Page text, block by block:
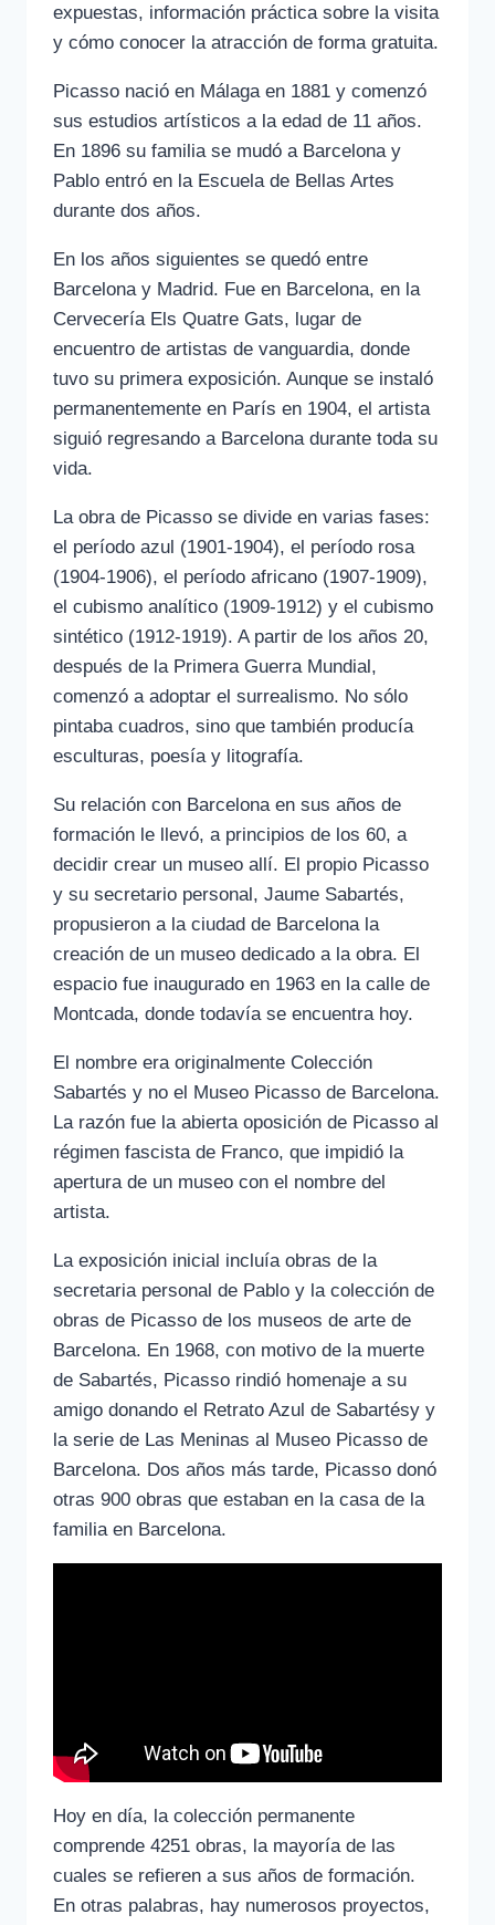
expuestas, información práctica sobre la visita
y cómo conocer la atracción de forma gratuita.
Picasso nació en Málaga en 1881 y comenzó
sus estudios artísticos a la edad de 11 años.
En 1896 su familia se mudó a Barcelona y
Pablo entró en la Escuela de Bellas Artes
durante dos años.
En los años siguientes se quedó entre
Barcelona y Madrid. Fue en Barcelona, en la
Cervecería Els Quatre Gats, lugar de
encuentro de artistas de vanguardia, donde
tuvo su primera exposición. Aunque se instaló
permanentemente en París en 1904, el artista
siguió regresando a Barcelona durante toda su
vida.
La obra de Picasso se divide en varias fases:
el período azul (1901-1904), el período rosa
(1904-1906), el período africano (1907-1909),
el cubismo analítico (1909-1912) y el cubismo
sintético (1912-1919). A partir de los años 20,
después de la Primera Guerra Mundial,
comenzó a adoptar el surrealismo. No sólo
pintaba cuadros, sino que también producía
esculturas, poesía y litografía.
Su relación con Barcelona en sus años de
formación le llevó, a principios de los 60, a
decidir crear un museo allí. El propio Picasso
y su secretario personal, Jaume Sabartés,
propusieron a la ciudad de Barcelona la
creación de un museo dedicado a la obra. El
espacio fue inaugurado en 1963 en la calle de
Montcada, donde todavía se encuentra hoy.
El nombre era originalmente Colección
Sabartés y no el Museo Picasso de Barcelona.
La razón fue la abierta oposición de Picasso al
régimen fascista de Franco, que impidió la
apertura de un museo con el nombre del
artista.
La exposición inicial incluía obras de la
secretaria personal de Pablo y la colección de
obras de Picasso de los museos de arte de
Barcelona. En 1968, con motivo de la muerte
de Sabartés, Picasso rindió homenaje a su
amigo donando el Retrato Azul de Sabartésy y
la serie de Las Meninas al Museo Picasso de
Barcelona. Dos años más tarde, Picasso donó
otras 900 obras que estaban en la casa de la
familia en Barcelona.
Hoy en día, la colección permanente
comprende 4251 obras, la mayoría de las
cuales se refieren a sus años de formación.
En otras palabras, hay numerosos proyectos,